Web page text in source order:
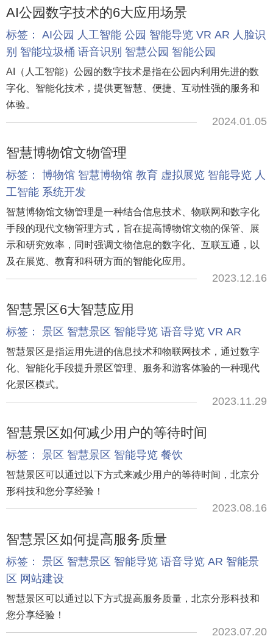
AI公园数字技术的6大应用场景
标签： AI公园 人工智能 公园 智能导览 VR AR 人脸识
别 智能垃圾桶 语音识别 智慧公园 智能公园
AI（人工智能）公园的数字技术是指在公园内利用先进的数
字化、智能化技术，提供更智慧、便捷、互动性强的服务和
体验。
2024.01.05
智慧博物馆文物管理
标签： 博物馆 智慧博物馆 教育 虚拟展览 智能导览 人
工智能 系统开发
智慧博物馆文物管理是一种结合信息技术、物联网和数字化
手段的现代文物管理方式，旨在提高博物馆文物的保管、展
示和研究效率，同时强调文物信息的数字化、互联互通，以
及在展览、教育和科研方面的智能化应用。
2023.12.16
智慧景区6大智慧应用
标签： 景区 智慧景区 智能导览 语音导览 VR AR
智慧景区是指运用先进的信息技术和物联网技术，通过数字
化、智能化手段提升景区管理、服务和游客体验的一种现代
化景区模式。
2023.11.29
智慧景区如何减少用户的等待时间
标签： 景区 智慧景区 智能导览 餐饮
智慧景区可以通过以下方式来减少用户的等待时间，北京分
形科技和您分享经验！
2023.08.16
智慧景区如何提高服务质量
标签： 景区 智慧景区 智能导览 语音导览 AR 智能景
区 网站建设
智慧景区可以通过以下方式提高服务质量，北京分形科技和
您分享经验！
2023.07.20